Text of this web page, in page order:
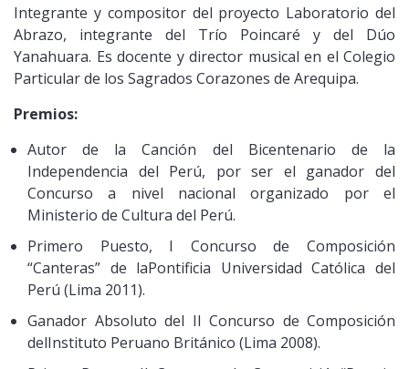
Integrante y compositor del proyecto Laboratorio del
Abrazo, integrante del Trío Poincaré y del Dúo
Yanahuara. Es docente y director musical en el Colegio
Particular de los Sagrados Corazones de Arequipa.
Premios:
Autor de la Canción del Bicentenario de la
Independencia del Perú, por ser el ganador del
Concurso a nivel nacional organizado por el
Ministerio de Cultura del Perú.
Primero Puesto, I Concurso de Composición
“Canteras” de laPontificia Universidad Católica del
Perú (Lima 2011).
Ganador Absoluto del II Concurso de Composición
delInstituto Peruano Británico (Lima 2008).